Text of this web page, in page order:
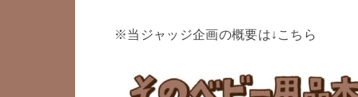
※当ジャッジ企画の概要は↓こちら